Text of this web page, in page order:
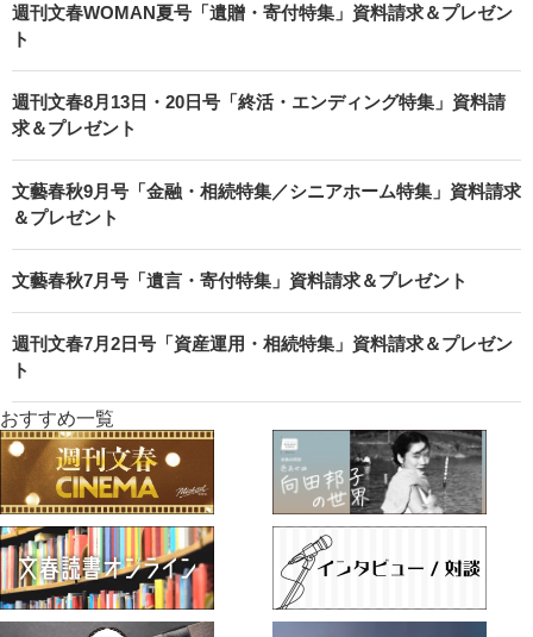
週刊文春WOMAN夏号「遺贈・寄付特集」資料請求＆プレゼン
ト
週刊文春8月13日・20日号「終活・エンディング特集」資料請
求＆プレゼント
文藝春秋9月号「金融・相続特集／シニアホーム特集」資料請求
＆プレゼント
文藝春秋7月号「遺言・寄付特集」資料請求＆プレゼント
週刊文春7月2日号「資産運用・相続特集」資料請求＆プレゼン
ト
おすすめ一覧